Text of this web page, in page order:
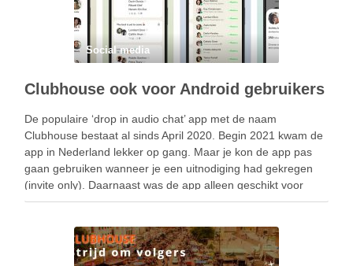
Social media
Clubhouse ook voor Android gebruikers
De populaire ‘drop in audio chat’ app met de naam
Clubhouse bestaat al sinds April 2020. Begin 2021 kwam de
app in Nederland lekker op gang. Maar je kon de app pas
gaan gebruiken wanneer je een uitnodiging had gekregen
(invite only). Daarnaast was de app alleen geschikt voor
iPhone …